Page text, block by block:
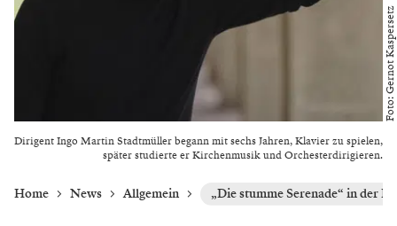
Dirigent Ingo Martin Stadtmüller begann mit sechs Jahren, Klavier zu spielen,
später studierte er Kirchenmusik und Orchesterdirigieren.
Foto: Gernot Kaspersetz
Home News Allgemein „Die stumme Serenade“ in der